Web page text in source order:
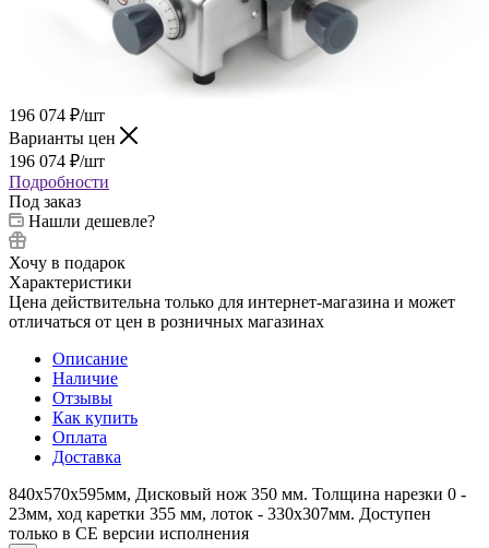
196 074 ₽/шт
Варианты цен
196 074 ₽/шт
Подробности
Под заказ
Нашли дешевле?
Хочу в подарок
Характеристики
Цена действительна только для интернет-магазина и может
отличаться от цен в розничных магазинах
Описание
Наличие
Отзывы
Как купить
Оплата
Доставка
840х570х595мм, Дисковый нож 350 мм. Толщина нарезки 0 -
23мм, ход каретки 355 мм, лоток - 330x307мм. Доступен
только в СЕ версии исполнения